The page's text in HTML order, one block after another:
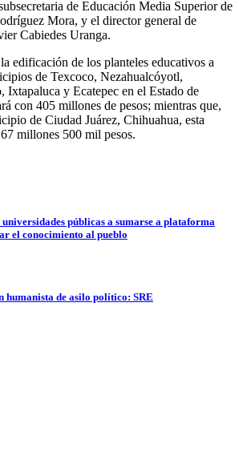
de Educación Media Superior de
Mora, y el director general de
Cabiedes Uranga.
edificación de los planteles educativos a
de Texcoco, Nezahualcóyotl,
Ixtapaluca y Ecatepec en el Estado de
con 405 millones de pesos; mientras que,
de Ciudad Juárez, Chihuahua, esta
millones 500 mil pesos.
públicas a sumarse a plataforma
el conocimiento al pueblo
humanista de asilo político: SRE